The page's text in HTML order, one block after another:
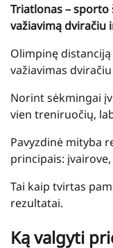
Triatlonas –
važiavimą dviračiu
Olimpinę
važiavimas
Norint sėkmingai
vien treniruočių,
Pavyzdinė mityba
principais:
Tai kaip tvirtas
rezultatai.
Ką valgyti